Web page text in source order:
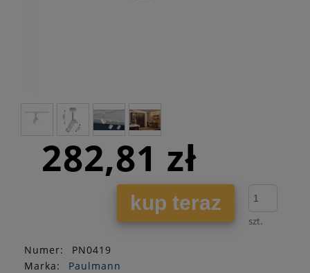
282,81 zł
kup teraz
szt.
Numer:
PN0419
Marka:
Paulmann